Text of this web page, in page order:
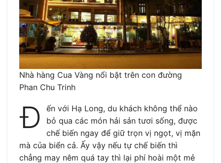
Nhà hàng Cua Vàng nổi bật trên con đường
Phan Chu Trinh
Đ
ến với Hạ Long, du khách không thể nào
bỏ qua các món hải sản tươi sống, được
chế biến ngay để giữ trọn vị ngọt, vị mặn
mà của biển cả. Ấy vậy nếu tự chế biến thì
chẳng may nêm quá tay thì lại phí hoài một mẻ